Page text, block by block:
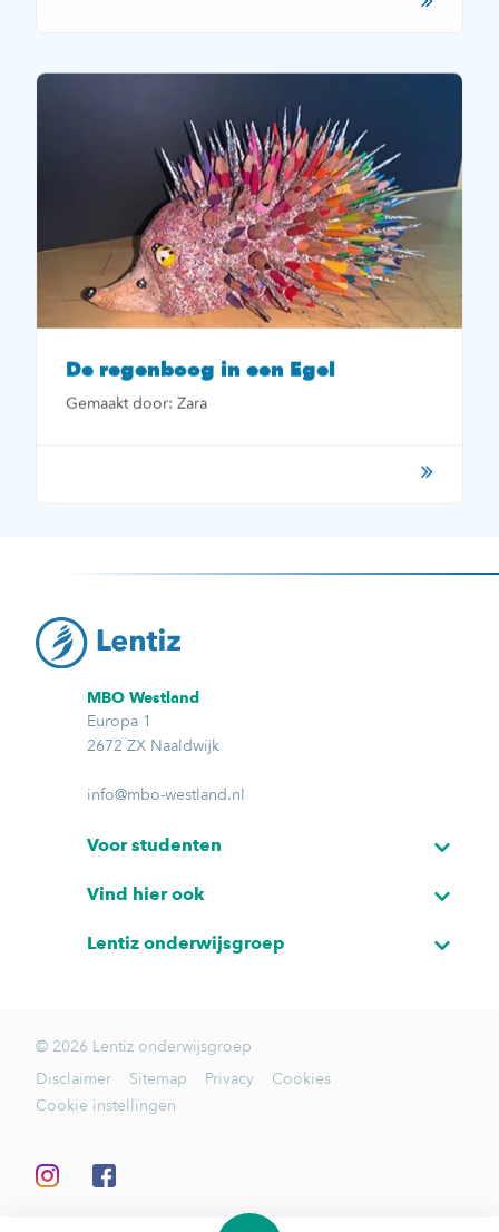
De regenboog in een Egel
Gemaakt door: Zara
MBO Westland
Europa 1
2672 ZX Naaldwijk
info@mbo-westland.nl
Voor studenten
Vind hier ook
Lentiz onderwijsgroep
© 2026 Lentiz onderwijsgroep
Disclaimer
Sitemap Privacy
Cookies
Cookie instellingen